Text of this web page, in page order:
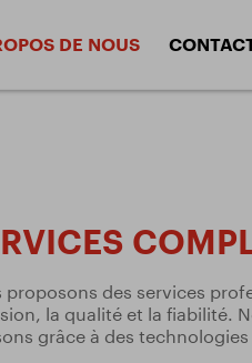
VHM
de lames de scie
de forets
de robinets
DE NOUS
DU TRAITEMENT
proposons des services
la qualité et la fiabilité.
grâce à des